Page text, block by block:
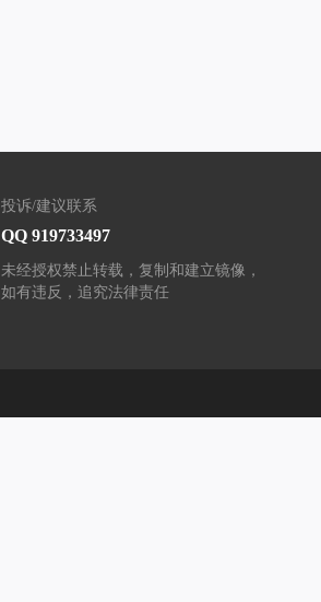
投诉/建议联系
QQ 919733497
未经授权禁止转载，复制和建立镜像，
如有违反，追究法律责任